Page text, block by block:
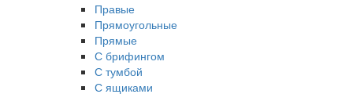
Правые
Прямоугольные
Прямые
С брифингом
С тумбой
С ящиками